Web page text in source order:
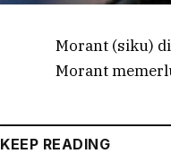
Morant (siku)
Morant
KEEP READING